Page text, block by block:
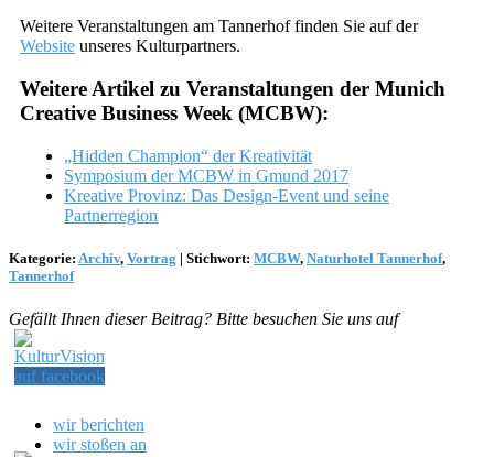
Weitere Veranstaltungen am Tannerhof finden Sie auf der
Website unseres Kulturpartners.
Weitere Artikel zu Veranstaltungen der Munich
Creative Business Week (MCBW):
„Hidden Champion“ der Kreativität
Symposium der MCBW in Gmund 2017
Kreative Provinz: Das Design-Event und seine
Partnerregion
Kategorie: Archiv, Vortrag | Stichwort: MCBW, Naturhotel Tannerhof,
Tannerhof
Gefällt Ihnen dieser Beitrag? Bitte besuchen Sie uns auf
wir berichten
wir stoßen an